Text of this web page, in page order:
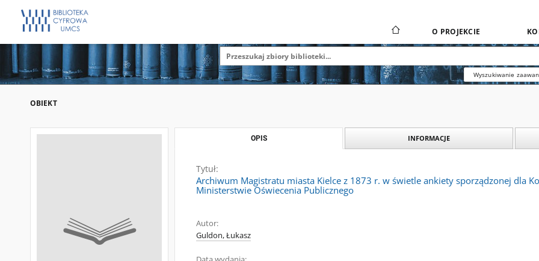
O PROJEKCIE
Wyszukiwanie
OBIEKT
OPIS INFORMACJE
Tytuł:
Archiwum Magistratu miasta Kielce z 1873 r. w świetle ankiety sporządzonej dla
Ministerstwie Oświecenia Publicznego
Autor:
Guldon, Łukasz